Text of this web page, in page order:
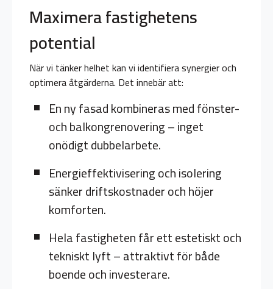
Maximera fastighetens
potential
När vi tänker helhet kan vi identifiera synergier och
optimera åtgärderna. Det innebär att:
En ny fasad kombineras med fönster-
och balkongrenovering – inget
onödigt dubbelarbete.
Energieffektivisering och isolering
sänker driftskostnader och höjer
komforten.
Hela fastigheten får ett estetiskt och
tekniskt lyft – attraktivt för både
boende och investerare.